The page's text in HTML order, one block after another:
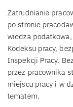
Zatrudnianie
po stronie
wiedza
Kodeksu pracy,
Inspekcji Pracy.
przez pracownika
miejscu pracy i w
tematem.